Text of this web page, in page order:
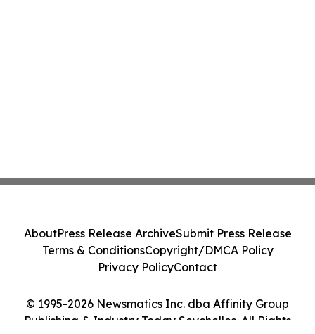
© 1995-2026 Newsmatics Inc. dba Affinity Group
Publishing & Industry Today Seychelles. All Rights
AboutPress Release ArchiveSubmit Press Release
Terms & ConditionsCopyright/DMCA Policy
Privacy PolicyContact